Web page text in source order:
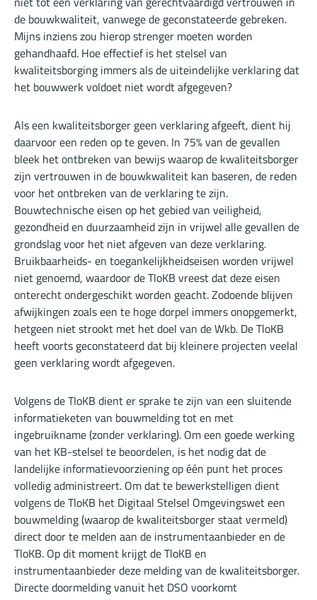
de bouwkwaliteit, vanwege de geconstateerde gebreken.
Mijns inziens zou hierop strenger moeten worden
gehandhaafd. Hoe effectief is het stelsel van
kwaliteitsborging immers als de uiteindelijke verklaring dat
het bouwwerk voldoet niet wordt afgegeven?
Als een kwaliteitsborger geen verklaring afgeeft, dient hij
daarvoor een reden op te geven. In 75% van de gevallen
bleek het ontbreken van bewijs waarop de kwaliteitsborger
zijn vertrouwen in de bouwkwaliteit kan baseren, de reden
voor het ontbreken van de verklaring te zijn.
Bouwtechnische eisen op het gebied van veiligheid,
gezondheid en duurzaamheid zijn in vrijwel alle gevallen de
grondslag voor het niet afgeven van deze verklaring.
Bruikbaarheids- en toegankelijkheidseisen worden vrijwel
niet genoemd, waardoor de TloKB vreest dat deze eisen
onterecht ondergeschikt worden geacht. Zodoende blijven
afwijkingen zoals een te hoge dorpel immers onopgemerkt,
hetgeen niet strookt met het doel van de Wkb. De TloKB
heeft voorts geconstateerd dat bij kleinere projecten veelal
geen verklaring wordt afgegeven.
Volgens de TloKB dient er sprake te zijn van een sluitende
informatieketen van bouwmelding tot en met
ingebruikname (zonder verklaring). Om een goede werking
van het KB-stelsel te beoordelen, is het nodig dat de
landelijke informatievoorziening op één punt het proces
volledig administreert. Om dat te bewerkstelligen dient
volgens de TloKB het Digitaal Stelsel Omgevingswet een
bouwmelding (waarop de kwaliteitsborger staat vermeld)
direct door te melden aan de instrumentaanbieder en de
TloKB. Op dit moment krijgt de TloKB en
instrumentaanbieder deze melding van de kwaliteitsborger.
Directe doormelding vanuit het DSO voorkomt